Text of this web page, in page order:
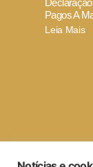
Pagos A
Leia Mais